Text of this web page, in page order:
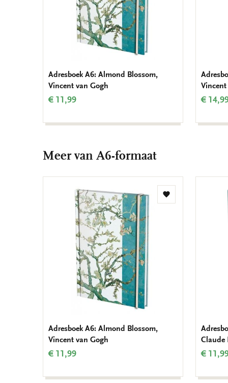
Adresboek A6: Almond Blossom,
Vincent van Gogh
€ 11,99
Vincent
€
Meer van A6-formaat
Toevoegen
Adresboek A6: Almond Blossom,
Vincent van Gogh
€ 11,99
Claude
€